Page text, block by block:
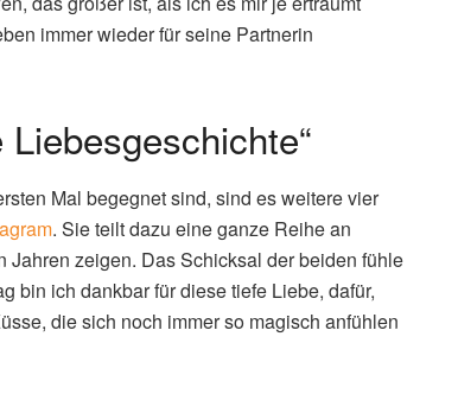
immer wieder für seine Partnerin
Mal begegnet sind, sind es weitere vier
. Sie teilt dazu eine ganze Reihe an
zeigen. Das Schicksal der beiden fühle
bin ich dankbar für diese tiefe Liebe, dafür,
die sich noch immer so magisch anfühlen